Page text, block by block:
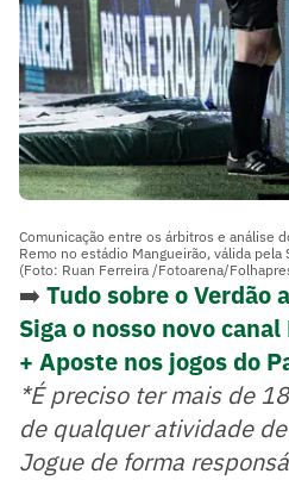
Comunicação entre os árbitros e análise
Remo no estádio Mangueirão, válida
(Foto: Ruan Ferreira /Fotoarena/
➡️ Tudo sobre o Verdão
Siga o nosso novo
+ Aposte nos jogos do
*É preciso ter mais de
de qualquer atividade
Jogue de forma